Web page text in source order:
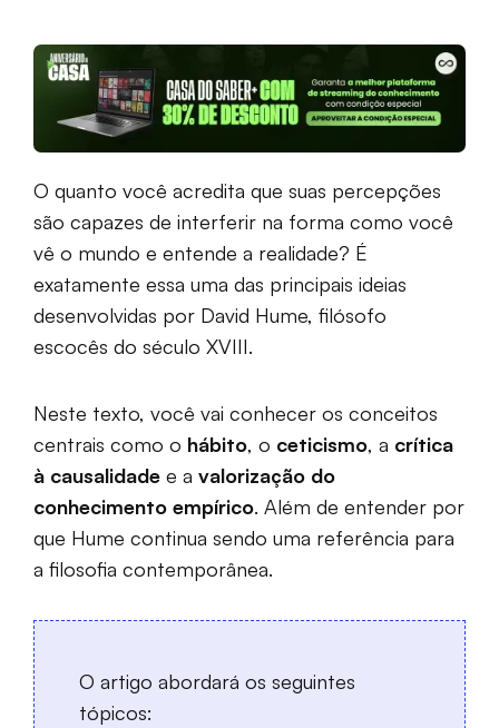
O quanto você acredita que suas percepções
são capazes de interferir na forma como você
vê o mundo e entende a realidade? É
exatamente essa uma das principais ideias
desenvolvidas por David Hume, filósofo
escocês do século XVIII.
Neste texto, você vai conhecer os conceitos
centrais como o hábito, o ceticismo, a crítica
à causalidade e a valorização do
conhecimento empírico. Além de entender por
que Hume continua sendo uma referência para
a filosofia contemporânea.
O artigo abordará os seguintes
tópicos: